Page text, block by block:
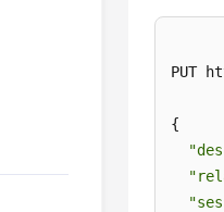
PUT
{